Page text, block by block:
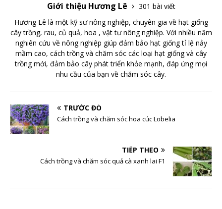
Giới thiệu Hương Lê
301 bài viết
Hương Lê là một kỹ sư nông nghiệp, chuyên gia về hạt giống
cây trồng, rau, củ quả, hoa , vật tư nông nghiệp. Với nhiều năm
nghiên cứu về nông nghiệp giúp đảm bảo hạt giống tỉ lệ nảy
mầm cao, cách trồng và chăm sóc các loại hạt giống và cây
trồng mới, đảm bảo cây phát triển khỏe mạnh, đáp ứng mọi
nhu cầu của bạn về chăm sóc cây.
TRƯỚC ĐÓ
Cách trồng và chăm sóc hoa cúc Lobelia
TIẾP THEO
Cách trồng và chăm sóc quả cà xanh lai F1